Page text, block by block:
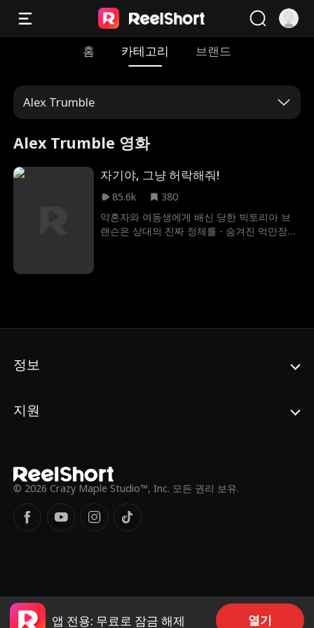
홈 카테고리 브랜드
Alex Trumble
Alex Trumble 영화
자기야, 그냥 허락해줘!
85.6k
380
약혼자와 여동생에게 배신 당한 빅토리아 브
랜슨은 상대의 진짜 정체를 - 숨겨진 억만장자
정보
지원
© 2026 Crazy Maple Studio™, Inc. 모든 권리 보유.
앱 전용: 무료로 잠금 해제 열기